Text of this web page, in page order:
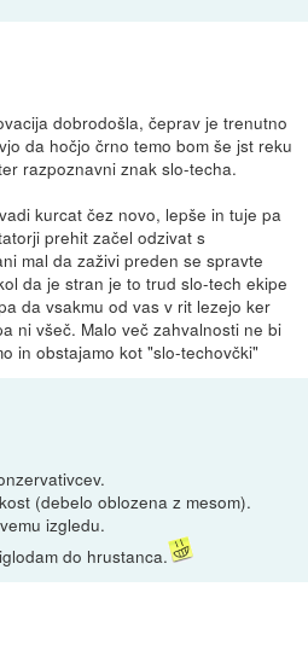
dobrodošla, čeprav je trenutno
da hočjo črno temo bom še jst reku
razpoznavni znak slo-techa.
kurcat čez novo, lepše in tuje pa
prehit začel odzivat s
mal da zaživi preden se spravte
da je stran je to trud slo-tech ekipe
da vsakmu od vas v rit lezejo ker
ni všeč. Malo več zahvalnosti ne bi
in obstajamo kot "slo-techovčki"
(debelo oblozena z mesom).
izgledu.
do hrustanca.